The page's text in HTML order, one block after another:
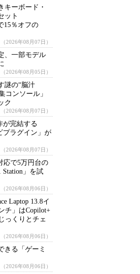
キーボード・
ット
15％オフの
（2026年08月07日）
、一部モデル
（2026年08月05日）
謎の“脳汁
コンソール」
ク
（2026年08月07日）
が完結する
ラグイン」が
（2026年08月07日）
応で5万円台の
Station」を試
（2026年08月06日）
Laptop 13.8イ
チ」はCopilot+
っくりとチェ
（2026年08月06日）
きる「ゲーミ
（2026年08月06日）